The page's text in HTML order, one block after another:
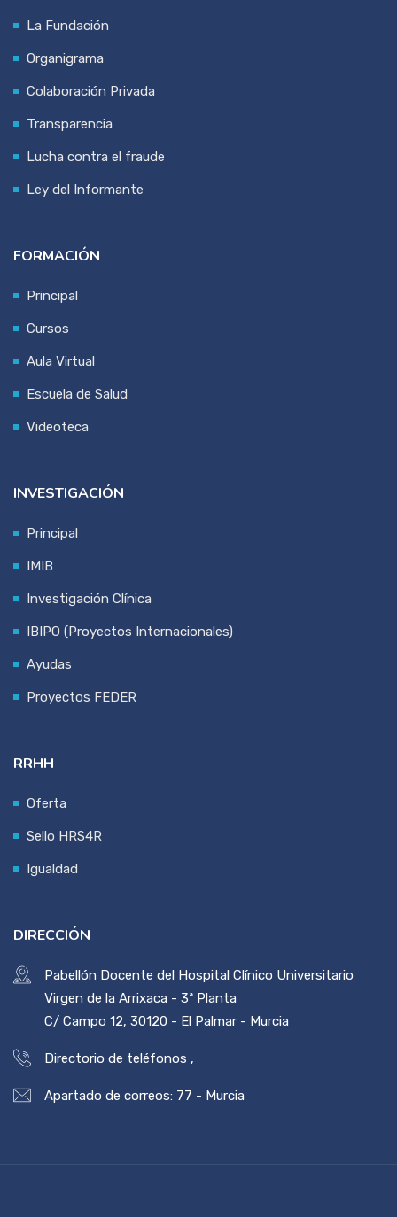
La Fundación
Organigrama
Colaboración Privada
Transparencia
Lucha contra el fraude
Ley del Informante
FORMACIÓN
Principal
Cursos
Aula Virtual
Escuela de Salud
Videoteca
INVESTIGACIÓN
Principal
IMIB
Investigación Clínica
IBIPO (Proyectos Internacionales)
Ayudas
Proyectos FEDER
RRHH
Oferta
Sello HRS4R
Igualdad
DIRECCIÓN
Pabellón Docente del Hospital Clínico Universitario
Virgen de la Arrixaca - 3ª Planta
C/ Campo 12, 30120 - El Palmar - Murcia
Directorio de teléfonos ,
Apartado de correos: 77 - Murcia